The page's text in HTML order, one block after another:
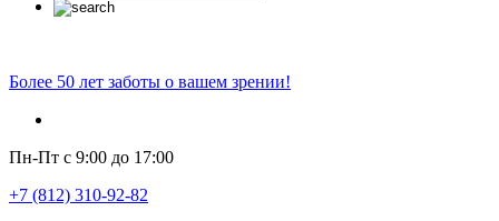
Более 50 лет заботы о вашем зрении!
Пн-Пт с 9:00 до 17:00
+7 (812) 310-92-82